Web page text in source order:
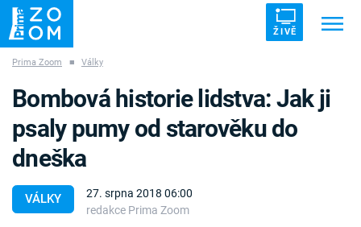
ŽIVĚ
ZÁHADY VETŘELCI DÁVNOVĚKU
Témata
Prima Zoom ■ Války
VÁLKY
27. srpna 2018 06:00
redakce Prima Zoom
Bombová historie lidstva: Jak ji
psaly pumy od starověku do
dneška